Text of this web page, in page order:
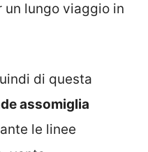
un lungo viaggio in
di questa
assomiglia
le linee